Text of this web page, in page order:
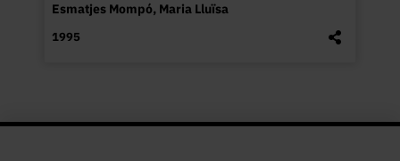
Esmatjes Mompó, Maria Lluïsa
1995